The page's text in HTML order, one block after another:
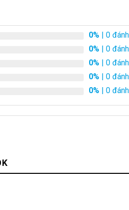
0% | 0
0% | 0
0% | 0
0% | 0
0% | 0